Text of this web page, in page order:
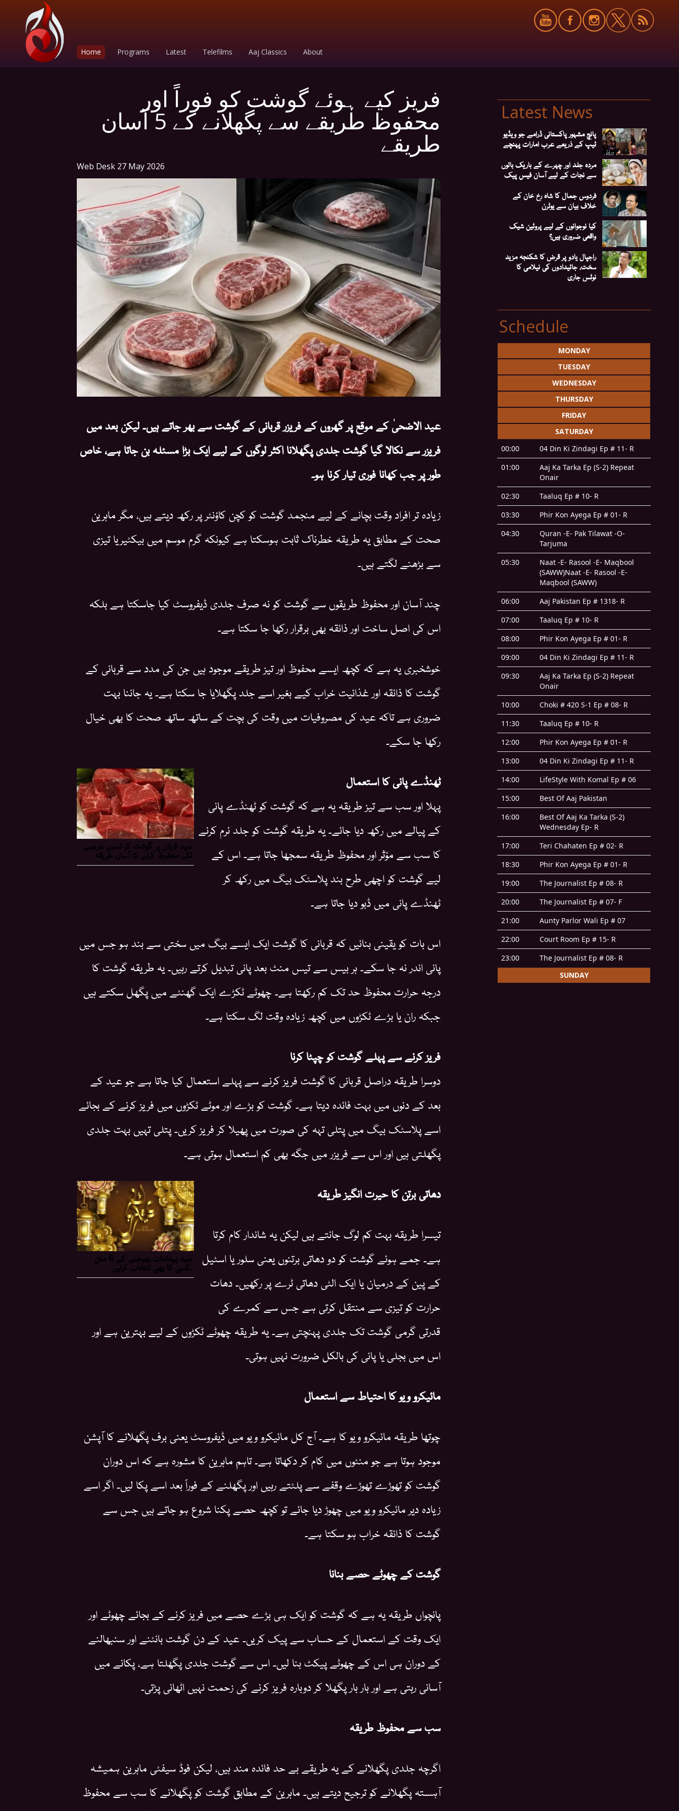
Home Programs Latest Telefilms Aaj Classics About
فریز کیے ہوئے گوشت کو فوراً اور
محفوظ طریقے سے پگھلانے کے 5 آسان
طریقے
Web Desk 27 May 2026
عید الاضحیٰ کے موقع پر گھروں کے فریزر قربانی کے گوشت سے بھر جاتے ہیں۔ لیکن بعد میں
فریزر سے نکالا گیا گوشت جلدی پگھلانا اکثر لوگوں کے لیے ایک بڑا مسئلہ بن جاتا ہے، خاص
طور پر جب کھانا فوری تیار کرنا ہو۔
زیادہ تر افراد وقت بچانے کے لیے منجمد گوشت کو کچن کاؤنٹر پر رکھ دیتے ہیں، مگر ماہرین
صحت کے مطابق یہ طریقہ خطرناک ثابت ہوسکتا ہے کیونکہ گرم موسم میں بیکٹیریا تیزی
سے بڑھنے لگتے ہیں۔
چند آسان اور محفوظ طریقوں سے گوشت کو نہ صرف جلدی ڈیفروسٹ کیا جاسکتا ہے بلکہ
اس کی اصل ساخت اور ذائقہ بھی برقرار رکھا جا سکتا ہے۔
خوشخبری یہ ہے کہ کچھ ایسے محفوظ اور تیز طریقے موجود ہیں جن کی مدد سے قربانی کے
گوشت کا ذائقہ اور غذائیت خراب کیے بغیر اسے جلد پگھلایا جا سکتا ہے۔ یہ جاننا بہت
ضروری ہے تاکہ عید کی مصروفیات میں وقت کی بچت کے ساتھ ساتھ صحت کا بھی خیال
رکھا جا سکے۔
ٹھنڈے پانی کا استعمال
پہلا اور سب سے تیز طریقہ یہ ہے کہ گوشت کو ٹھنڈے پانی
کے پیالے میں رکھ دیا جائے۔ یہ طریقہ گوشت کو جلد نرم کرنے
کا سب سے مؤثر اور محفوظ طریقہ سمجھا جاتا ہے۔ اس کے
لیے گوشت کو اچھی طرح بند پلاسٹک بیگ میں رکھ کر
ٹھنڈے پانی میں ڈبو دیا جاتا ہے۔
اس بات کو یقینی بنائیں کہ قربانی کا گوشت ایک ایسے بیگ میں سختی سے بند ہو جس میں
پانی اندر نہ جا سکے۔ ہر بیس سے تیس منٹ بعد پانی تبدیل کرتے رہیں۔ یہ طریقہ گوشت کا
درجہ حرارت محفوظ حد تک کم رکھتا ہے۔ چھوٹے ٹکڑے ایک گھنٹے میں پگھل سکتے ہیں
جبکہ ران یا بڑے ٹکڑوں میں کچھ زیادہ وقت لگ سکتا ہے۔
فریز کرنے سے پہلے گوشت کو چپٹا کرنا
دوسرا طریقہ دراصل قربانی کا گوشت فریز کرنے سے پہلے استعمال کیا جاتا ہے جو عید کے
بعد کے دنوں میں بہت فائدہ دیتا ہے۔ گوشت کو بڑے اور موٹے ٹکڑوں میں فریز کرنے کے بجائے
اسے پلاسٹک بیگ میں پتلی تہہ کی صورت میں پھیلا کر فریز کریں۔ پتلی تہیں بہت جلدی
پگھلتی ہیں اور اس سے فریزر میں جگہ بھی کم استعمال ہوتی ہے۔
دھاتی برتن کا حیرت انگیز طریقہ
تیسرا طریقہ بہت کم لوگ جانتے ہیں لیکن یہ شاندار کام کرتا
ہے۔ جمے ہوئے گوشت کو دو دھاتی برتنوں یعنی سلور یا اسٹیل
کے پین کے درمیان یا ایک الٹی دھاتی ٹرے پر رکھیں۔ دھات
حرارت کو تیزی سے منتقل کرتی ہے جس سے کمرے کی
قدرتی گرمی گوشت تک جلدی پہنچتی ہے۔ یہ طریقہ چھوٹے ٹکڑوں کے لیے بہترین ہے اور
اس میں بجلی یا پانی کی بالکل ضرورت نہیں ہوتی۔
مائیکرو ویو کا احتیاط سے استعمال
چوتھا طریقہ مائیکرو ویو کا ہے۔ آج کل مائیکرو ویو میں ڈیفروسٹ یعنی برف پگھلانے کا آپشن
موجود ہوتا ہے جو منٹوں میں کام کر دکھاتا ہے۔ تاہم ماہرین کا مشورہ ہے کہ اس دوران
گوشت کو تھوڑے تھوڑے وقفے سے پلٹتے رہیں اور پگھلنے کے فوراً بعد اسے پکا لیں۔ اگر اسے
زیادہ دیر مائیکرو ویو میں چھوڑ دیا جائے تو کچھ حصے پکنا شروع ہو جاتے ہیں جس سے
گوشت کا ذائقہ خراب ہو سکتا ہے۔
گوشت کے چھوٹے حصے بنانا
پانچواں طریقہ یہ ہے کہ گوشت کو ایک ہی بڑے حصے میں فریز کرنے کے بجائے چھوٹے اور
ایک وقت کے استعمال کے حساب سے پیک کریں۔ عید کے دن گوشت بانٹنے اور سنبھالنے
کے دوران ہی اس کے چھوٹے پیکٹ بنا لیں۔ اس سے گوشت جلدی پگھلتا ہے، پکانے میں
آسانی رہتی ہے اور بار بار پگھلا کر دوبارہ فریز کرنے کی زحمت نہیں اٹھانی پڑتی۔
سب سے محفوظ طریقہ
اگرچہ جلدی پگھلانے کے یہ طریقے بے حد فائدہ مند ہیں، لیکن فوڈ سیفٹی ماہرین ہمیشہ
آہستہ پگھلانے کو ترجیح دیتے ہیں۔ ماہرین کے مطابق گوشت کو پگھلانے کا سب سے محفوظ
Latest News
پانچ مشہور پاکستانی ڈرامے جو ویڈیو
ٹیپ کے ذریعے عرب امارات پہنچے
مردہ جلد اور چہرے کے باریک بالوں
سے نجات کے لیے آسان فیس پیک
فردوس جمال کا شاہ رخ خان کے
خلاف بیان سے یوٹرن
کیا نوجوانوں کے لیے پروٹین شیک
واقعی ضروری ہیں؟
راجپال یادو پر قرض کا شکنجہ مزید
سخت، جائیدادوں کی نیلامی کا
نوٹس جاری
Schedule
MONDAY
TUESDAY
WEDNESDAY
THURSDAY
FRIDAY
SATURDAY
00:00
04 Din Ki Zindagi Ep # 11- R
01:00
Aaj Ka Tarka Ep (S-2) Repeat
Onair
02:30
Taaluq Ep # 10- R
03:30
Phir Kon Ayega Ep # 01- R
04:30
Quran -E- Pak Tilawat -O-
Tarjuma
05:30
Naat -E- Rasool -E- Maqbool
(SAWW)Naat -E- Rasool -E-
Maqbool (SAWW)
06:00
Aaj Pakistan Ep # 1318- R
07:00
Taaluq Ep # 10- R
08:00
Phir Kon Ayega Ep # 01- R
09:00
04 Din Ki Zindagi Ep # 11- R
09:30
Aaj Ka Tarka Ep (S-2) Repeat
Onair
10:00
Choki # 420 S-1 Ep # 08- R
11:30
Taaluq Ep # 10- R
12:00
Phir Kon Ayega Ep # 01- R
13:00
04 Din Ki Zindagi Ep # 11- R
14:00
LifeStyle With Komal Ep # 06
15:00
Best Of Aaj Pakistan
16:00
Best Of Aaj Ka Tarka (S-2)
Wednesday Ep- R
17:00
Teri Chahaten Ep # 02- R
18:30
Phir Kon Ayega Ep # 01- R
19:00
The Journalist Ep # 08- R
20:00
The Journalist Ep # 07- F
21:00
Aunty Parlor Wali Ep # 07
22:00
Court Room Ep # 15- R
23:00
The Journalist Ep # 08- R
SUNDAY